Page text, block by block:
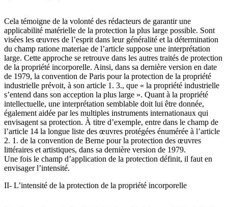
Cela témoigne de la volonté des rédacteurs de garantir une
applicabilité matérielle de la protection la plus large possible. Sont
visées les œuvres de l’esprit dans leur généralité et la détermination
du champ ratione materiae de l’article suppose une interprétation
large. Cette approche se retrouve dans les autres traités de protection
de la propriété incorporelle. Ainsi, dans sa dernière version en date
de 1979, la convention de Paris pour la protection de la propriété
industrielle prévoit, à son article 1. 3., que « la propriété industrielle
s’entend dans son acception la plus large ». Quant à la propriété
intellectuelle, une interprétation semblable doit lui être donnée,
également aidée par les multiples instruments internationaux qui
envisagent sa protection. À titre d’exemple, entre dans le champ de
l’article 14 la longue liste des œuvres protégées énumérée à l’article
2. 1. de la convention de Berne pour la protection des œuvres
littéraires et artistiques, dans sa dernière version de 1979.
Une fois le champ d’application de la protection définit, il faut en
envisager l’intensité.
II- L’intensité de la protection de la propriété incorporelle